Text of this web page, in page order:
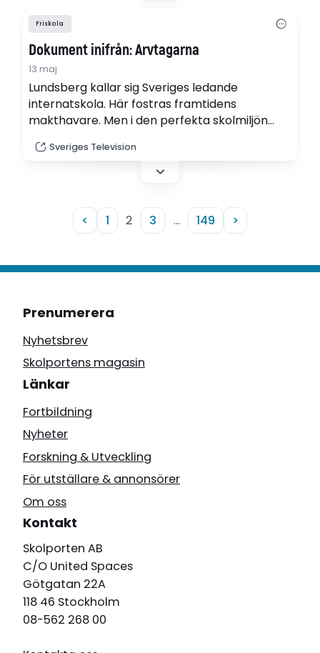
programmet utelämnades.
Friskola
Dokument inifrån: Arvtagarna
13 maj
Lundsberg kallar sig Sveriges ledande
internatskola. Här fostras framtidens
makthavare. Men i den perfekta skolmiljön
riskerar att stämplas som förrädare. (Webb-
Sveriges Television
< 1 2 3 … 149 >
Prenumerera
Nyhetsbrev
Skolportens magasin
Länkar
Fortbildning
Nyheter
Forskning & Utveckling
För utställare & annonsörer
Om oss
Kontakt
Skolporten AB
C/O United Spaces
Götgatan 22A
118 46 Stockholm
08-562 268 00